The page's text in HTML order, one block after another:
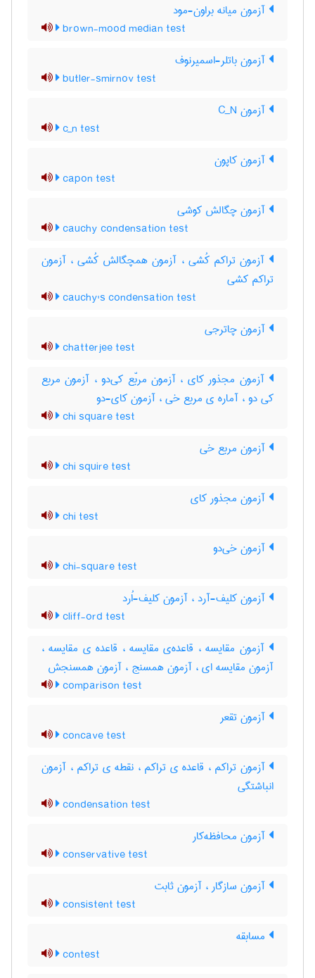
آزمون میانه براون-مود
brown-mood median test
آزمون باتلر-اسمیرنوف
butler-smirnov test
آزمون C‌_‌N
c_n test
آزمون کاپون
capon test
آزمون چگالش کوشی
cauchy condensation test
آزمون تراکم کُشی ، آزمون همچگالش کُشی ، آزمون
تراکم کشی
cauchy's condensation test
آزمون چاترجی
chatterjee test
آزمون مجذور کای ، آزمون مربّع کی‌دو ، آزمون مربع
کی دو ، آماره ی مربع خی ، آزمون کای-دو
chi square test
آزمون مربع خی
chi squire test
آزمون مجذور کای
chi test
آزمون خی‌دو
chi-square test
آزمون کلیف-آرد ، آزمون کلیف-اُرد
cliff-ord test
آزمون مقایسه ، قاعده‌ی مقایسه ، قاعده ی مقایسه ،
آزمون مقایسه ای ، آزمون همسنج ، آزمون همسنجش
comparison test
آزمون تقعر
concave test
آزمون تراکم ، قاعده ی تراکم ، نقطه ی تراکم ، آزمون
انباشتگی
condensation test
آزمون محافظه‌کار
conservative test
آزمون سازگار ، آزمون ثابت
consistent test
مسابقه
contest